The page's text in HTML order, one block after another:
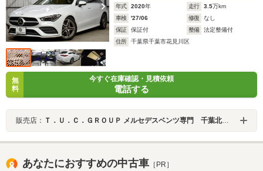
年式 2020年 走行 3.5万km
車検
'27/06 修復
なし
保証
保証付 整備
法定整備付
住所
千葉県千葉市花見川区
無
料
今すぐ在庫確認・見積依頼
電話する
販売店： Ｔ．Ｕ．Ｃ．ＧＲＯＵＰ メルセデスベンツ専門 千葉北インター店／（株）へリックス
あなたにおすすめの中古車 ［PR］